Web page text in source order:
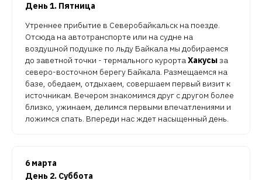
День 1. Пятница
Утреннее прибытие в Северобайкальск на поезде.
Отсюда на автотранспорте или на судне на
воздушной подушке по льду Байкала мы добираемся
до заветной точки - термального курортаХакусыза
северо-восточном берегу Байкала. Размещаемся на
базе, обедаем, отдыхаем, совершаем первый визит к
источникам. Вечером знакомимся друг с другом более
близко, ужинаем, делимся первыми впечатлениями и
ложимся спать. Впереди нас ждет насыщенный день.
6 марта
День 2. Суббота